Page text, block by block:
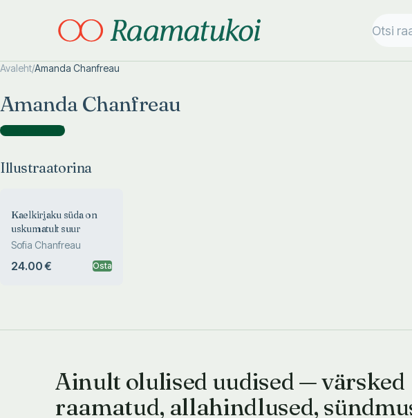
Avaleht/Amanda Chanfreau
Amanda Chanfreau
Illustraatorina )
Illustraatorina
Kaelkirjaku süda on
uskumatult suur
Sofia Chanfreau
24.00 € Osta
Ainult olulised uudised — värsked
raamatud, allahindlused,